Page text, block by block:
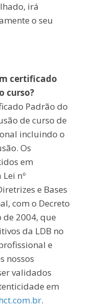
irá
o seu
certificado
curso?
Padrão do
de curso de
incluindo o
Os
em
nº
e Bases
com o Decreto
de 2004, que
da LDB no
e
nossos
validados
em
.